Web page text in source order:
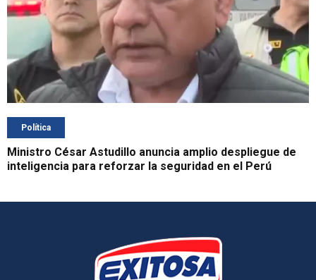
Política
Ministro César Astudillo anuncia amplio despliegue de
inteligencia para reforzar la seguridad en el Perú